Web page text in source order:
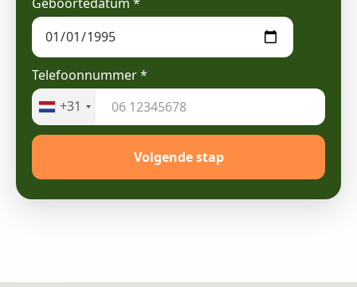
Telefoonnummer*
+31
Volgende stap